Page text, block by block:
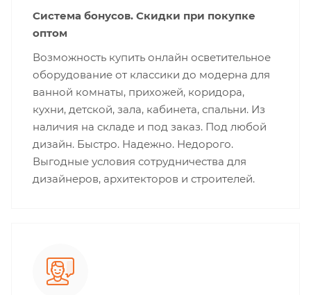
Система бонусов. Скидки при покупке
оптом
Возможность купить онлайн осветительное
оборудование от классики до модерна для
ванной комнаты, прихожей, коридора,
кухни, детской, зала, кабинета, спальни. Из
наличия на складе и под заказ. Под любой
дизайн. Быстро. Надежно. Недорого.
Выгодные условия сотрудничества для
дизайнеров, архитекторов и строителей.